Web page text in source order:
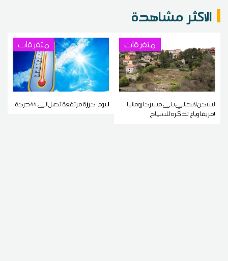
الاكثر مشاهدة
متفرقات
السجن لإيطالي بنى مسرحا رومانيا
مزيفا وباع تذاكره للسياح!
متفرقات
اليوم: حرارة مرتفعة تصل إلى 44 درجة